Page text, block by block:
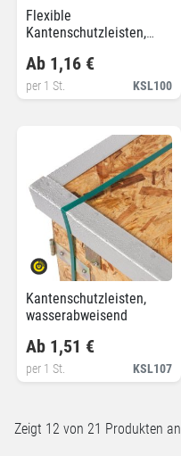
Flexible
Kantenschutzleisten,
KSL100
Ab 1,16 €
per 1 St.
Kantenschutzleisten,
wasserabweisend
KSL107
Ab 1,51 €
per 1 St.
Zeigt 12 von 21 Produkten an